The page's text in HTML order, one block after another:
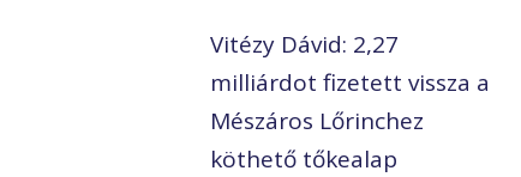
Vitézy Dávid: 2,27
milliárdot fizetett vissza a
Mészáros Lőrinchez
köthető tőkealap